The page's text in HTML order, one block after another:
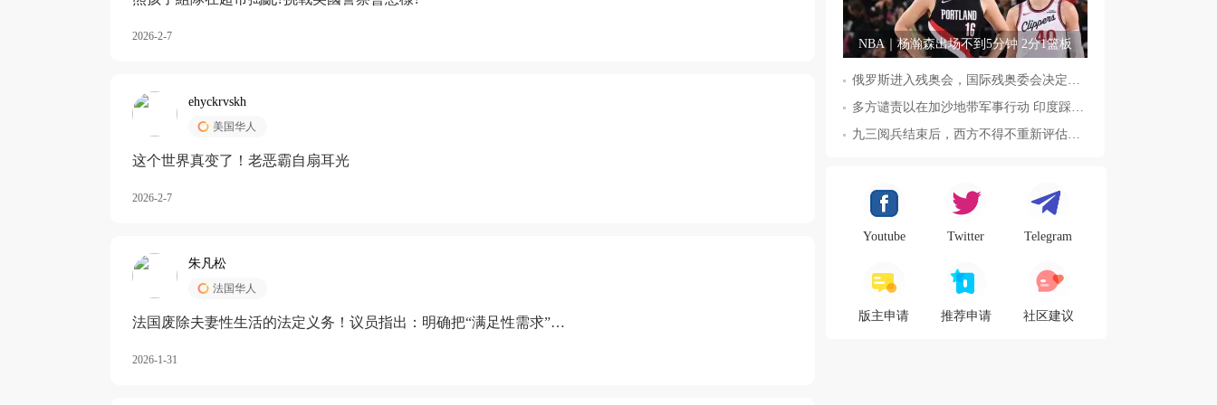
2026-2-7
ehyckrvskh
美国华人
这个世界真变了！老恶霸自扇耳光
2026-2-7
朱凡松
法国华人
法国废除夫妻性生活的法定义务！议员指出：明确把“满足性需求”排
2026-1-31
NBA｜杨瀚森出场不到5分钟 2分1篮板
Youtube Twitter Telegram
版主申请 推荐申请 社区建议